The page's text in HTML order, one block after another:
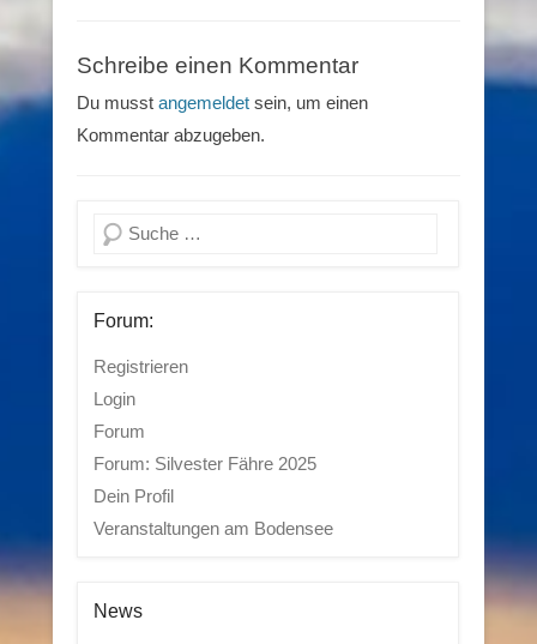
Schreibe einen Kommentar
Du musst angemeldet sein, um einen
Kommentar abzugeben.
Suchen
Forum:
Registrieren
Login
Forum
Forum: Silvester Fähre 2025
Dein Profil
Veranstaltungen am Bodensee
News